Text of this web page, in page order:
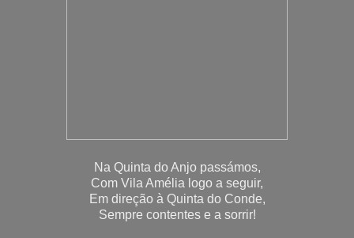
Na Quinta do Anjo passámos,
Com Vila Amélia logo a seguir,
Em direção à Quinta do Conde,
Sempre contentes e a sorrir!